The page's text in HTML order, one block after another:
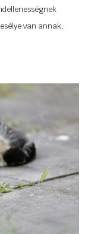
és az elvtársa,
van annak,
(Buda,
szabadban
gondozást
tápot és – adott
a cica